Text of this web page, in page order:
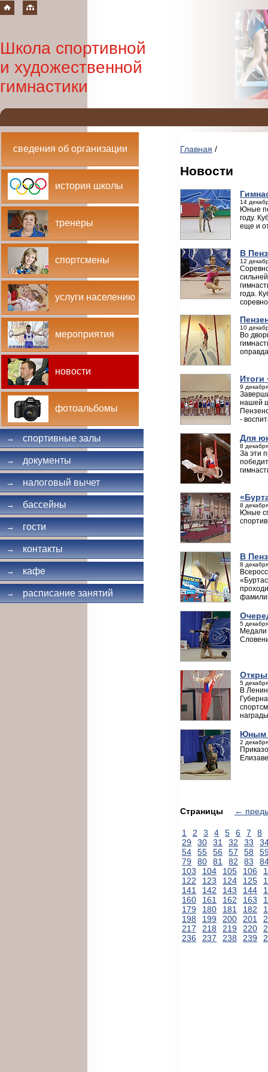
Школа спортивной
и художественной
гимнастики
сведения об организации
история школы
тренеры
спортсмены
услуги населению
мероприятия
новости
фотоальбомы
→ спортивные залы
→ документы
→ налоговый вычет
→ бассейны
→ гости
→ контакты
→ кафе
→ расписание занятий
Главная /
Новости
14
Юные
году.
еще и
В
12
года.
10
Во
Итоги
9
нашей
-
Для
8
За эти
8
Юные
В
8
5
Медали
5
В
Юным
2
Страницы ←
1 2 3 4 5 6 7
8
29
30 31 32 33
54
55 56 57 58
79
80 81 82 83
103
104 105 106
122
123 124 125
141
142 143 144
160
161 162 163
179
180 181 182
198
199 200 201
217
218 219 220
236
237 238 239